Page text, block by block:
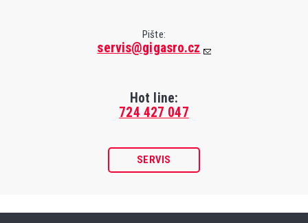
Pište:
servis@gigasro.cz
Hot line:
724 427 047
SERVIS